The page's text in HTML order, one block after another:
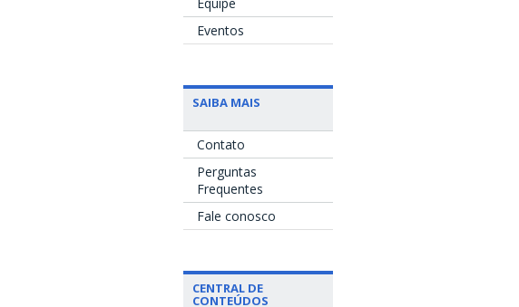
Eventos
SAIBA MAIS
Contato
Perguntas
Frequentes
Fale conosco
CENTRAL DE
CONTEÚDOS